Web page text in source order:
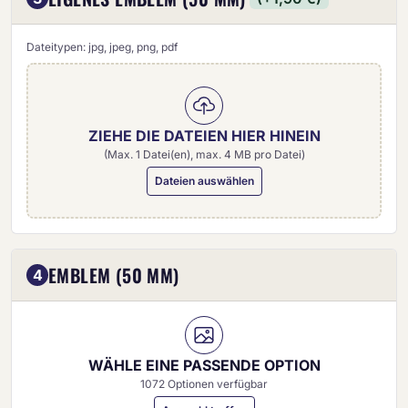
Dateitypen: jpg, jpeg, png, pdf
ZIEHE DIE DATEIEN HIER HINEIN
(Max. 1 Datei(en), max. 4 MB pro Datei)
Dateien auswählen
4 EMBLEM (50 MM)
WÄHLE EINE PASSENDE OPTION
1072 Optionen verfügbar